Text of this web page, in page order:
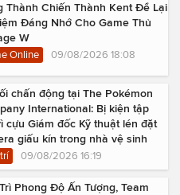
Thành Chiến Thành Kent Để Lại
Đáng Nhớ Cho Game Thủ
W
Online 09/08/2026 18:08
chấn động tại The Pokémon
International: Bị kiện tập
cựu Giám đốc Kỹ thuật lén đặt
giấu kín trong nhà vệ sinh
09/08/2026 16:19
Phong Độ Ấn Tượng, Team